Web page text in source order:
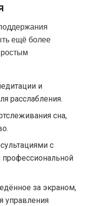
ещё более
и
расслабления.
сна,
с
профессиональной
за экраном,
управления